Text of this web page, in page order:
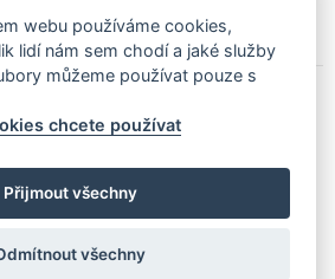
2017 - 2026 | Dizajn by4MEMEDIA
webu používáme cookies,
lidí nám sem chodí a jaké služby
můžeme používat pouze s
chcete používat
Přijmout všechny
všechny